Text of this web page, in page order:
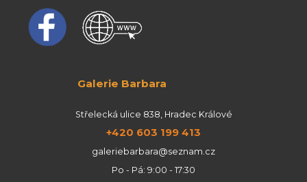
Galerie Barbara
Střelecká ulice 838, Hradec Králové
+420 603 199 413
galeriebarbara@seznam.cz
Po - Pá: 9:00 - 17:30